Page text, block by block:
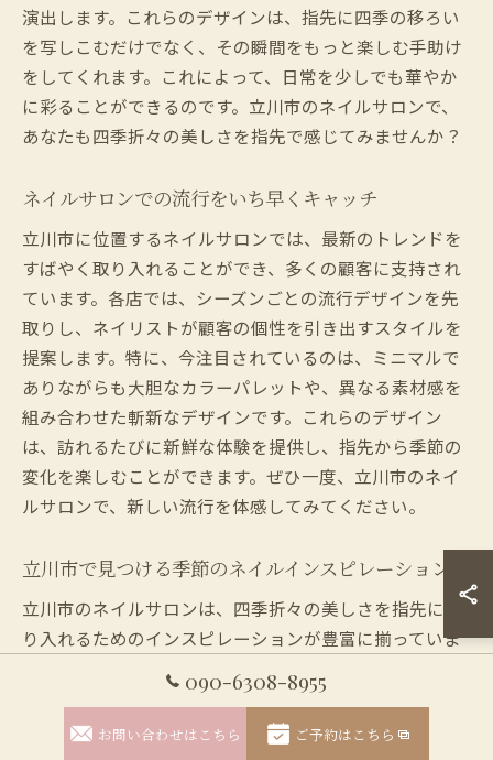
演出します。これらのデザインは、指先に四季の移ろい
を写しこむだけでなく、その瞬間をもっと楽しむ手助け
をしてくれます。これによって、日常を少しでも華やか
に彩ることができるのです。立川市のネイルサロンで、
あなたも四季折々の美しさを指先で感じてみませんか？
ネイルサロンでの流行をいち早くキャッチ
立川市に位置するネイルサロンでは、最新のトレンドを
すばやく取り入れることができ、多くの顧客に支持され
ています。各店では、シーズンごとの流行デザインを先
取りし、ネイリストが顧客の個性を引き出すスタイルを
提案します。特に、今注目されているのは、ミニマルで
ありながらも大胆なカラーパレットや、異なる素材感を
組み合わせた斬新なデザインです。これらのデザイン
は、訪れるたびに新鮮な体験を提供し、指先から季節の
変化を楽しむことができます。ぜひ一度、立川市のネイ
ルサロンで、新しい流行を体感してみてください。
立川市で見つける季節のネイルインスピレーション
立川市のネイルサロンは、四季折々の美しさを指先に取
り入れるためのインスピレーションが豊富に揃っていま
実しており、訪れるたびに新しいアイデアを持ち帰るこ
とができます。特に秋冬シーズンには、深みのある色彩
090-6308-8955
お問い合わせはこちら ご予約はこちら